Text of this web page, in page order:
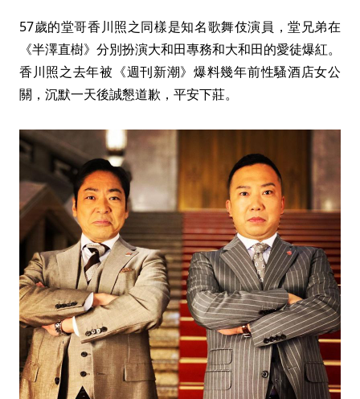
57歲的堂哥香川照之同樣是知名歌舞伎演員，堂兄弟在
《半澤直樹》分別扮演大和田專務和大和田的愛徒爆紅。
香川照之去年被《週刊新潮》爆料幾年前性騷酒店女公
關，沉默一天後誠懇道歉，平安下莊。